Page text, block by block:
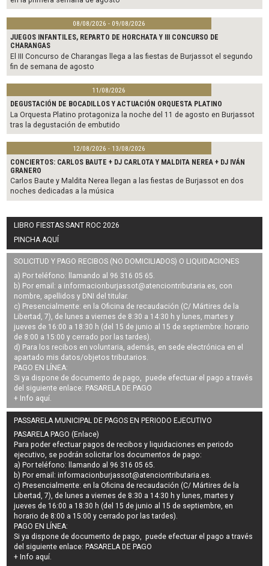
08/08/2026 - 09/08/2026
JUEGOS INFANTILES, REPARTO DE HORCHATA Y III CONCURSO DE
CHARANGAS
El III Concurso de Charangas llega a las fiestas de Burjassot el segundo
fin de semana de agosto
11/08/2026
DEGUSTACIÓN DE BOCADILLOS Y ACTUACIÓN ORQUESTA PLATINO
La Orquesta Platino protagoniza la noche del 11 de agosto en Burjassot
tras la degustación de embutido
12/08/2026 - 13/08/2026
CONCIERTOS: CARLOS BAUTE + DJ CARLOTA Y MALDITA NEREA + DJ IVÁN
GRANERO
Carlos Baute y Maldita Nerea llegan a las fiestas de Burjassot en dos
noches dedicadas a la música
LIBRO FIESTAS SANT ROC 2026
PINCHA AQUÍ
SOLICITUD Y PAGO RECIBOS (NO DOMICILIADOS) O LIQUIDACIONES
a) Por teléfono: llamando al 96 316 05 65.
b) Por email: a informacionburjassot@atenciontributaria.es, con
nombre, apellidos y DNI del titular.
c) Presencialmente: en la Oficina de recaudación (C/ Mártires de la
Libertad, 7), de lunes a viernes de 8:30 a 14:30 h y lunes, martes y
jueves de 16:00 a 18:30 h (del 15 de junio al 15 de septiembre: horario
de 8:00 a 15:00 y cerrado por las tardes).
d) Para los recibos en voluntaria, además, en sede electrónica en el
apartado mis datos/objetos tributarios.
PAGO EN LÍNEA:
Si ya dispone de documento de pago, puede efectuar el pago a través
del siguiente enlace: PASARELA DE PAGO
+ Info aquí.
PASSARELA MUNICIPAL DE PAGOS EN PERIODO EJECUTIVO
PASARELA PAGO (Enlace)
Para poder efectuar pagos derecibos y liquidaciones en periodo
ejecutivo, se podrán solicitar los documentos de pago:
a) Por teléfono: llamando al 96 316 05 65.
b) Por email:informacionburjassot@atenciontributaria.es.
c) Presencialmente: en la Oficina de recaudación (C/ Mártires de la
Libertad, 7), de lunes a viernes de 8:30 a 14:30 h y lunes, martes y
jueves de 16:00 a 18:30 h (del 15 de junio al 15 de septiembre, en
horario de 8:00 a 15:00 y cerrado por las tardes).
PAGO EN LÍNEA:
Si ya dispone de documento de pago, puede efectuar el pago a través
del siguiente enlace: PASARELA DE PAGO
+ Info aquí.